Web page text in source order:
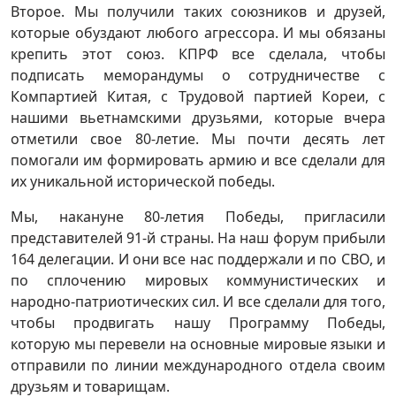
Второе. Мы получили таких союзников и друзей,
которые обуздают любого агрессора. И мы обязаны
крепить этот союз. КПРФ все сделала, чтобы
подписать меморандумы о сотрудничестве с
Компартией Китая, с Трудовой партией Кореи, с
нашими вьетнамскими друзьями, которые вчера
отметили свое 80-летие. Мы почти десять лет
помогали им формировать армию и все сделали для
их уникальной исторической победы.
Мы, накануне 80-летия Победы, пригласили
представителей 91-й страны. На наш форум прибыли
164 делегации. И они все нас поддержали и по СВО, и
по сплочению мировых коммунистических и
народно-патриотических сил. И все сделали для того,
чтобы продвигать нашу Программу Победы,
которую мы перевели на основные мировые языки и
отправили по линии международного отдела своим
друзьям и товарищам.